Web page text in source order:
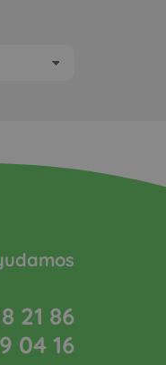
21 86
04 16